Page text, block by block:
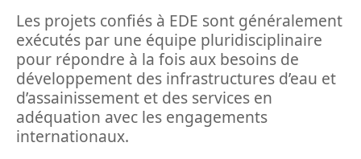
Les projets confiés à EDE sont généralement
exécutés par une équipe pluridisciplinaire
pour répondre à la fois aux besoins de
développement des infrastructures d’eau et
d’assainissement et des services en
adéquation avec les engagements
internationaux.